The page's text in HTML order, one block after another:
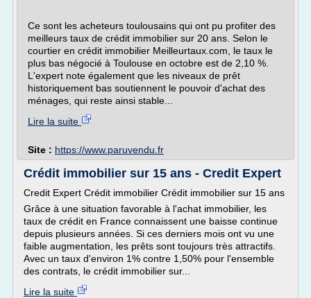
Ce sont les acheteurs toulousains qui ont pu profiter des
meilleurs taux de crédit immobilier sur 20 ans. Selon le
courtier en crédit immobilier Meilleurtaux.com, le taux le
plus bas négocié à Toulouse en octobre est de 2,10 %.
L'expert note également que les niveaux de prêt
historiquement bas soutiennent le pouvoir d'achat des
ménages, qui reste ainsi stable...
Lire la suite
Site : https://www.paruvendu.fr
Crédit immobilier sur 15 ans - Credit Expert
Credit Expert Crédit immobilier Crédit immobilier sur 15 ans
Grâce à une situation favorable à l'achat immobilier, les
taux de crédit en France connaissent une baisse continue
depuis plusieurs années. Si ces derniers mois ont vu une
faible augmentation, les prêts sont toujours très attractifs.
Avec un taux d'environ 1% contre 1,50% pour l'ensemble
des contrats, le crédit immobilier sur...
Lire la suite